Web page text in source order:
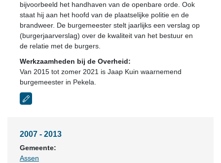
bijvoorbeeld het handhaven van de openbare orde. Ook
staat hij aan het hoofd van de plaatselijke politie en de
brandweer. De burgemeester stelt jaarlijks een verslag op
(burgerjaarverslag) over de kwaliteit van het bestuur en
de relatie met de burgers.
Werkzaamheden bij de Overheid:
Van 2015 tot zomer 2021 is Jaap Kuin waarnemend
burgemeester in Pekela.
2007 - 2013
Gemeente:
Assen